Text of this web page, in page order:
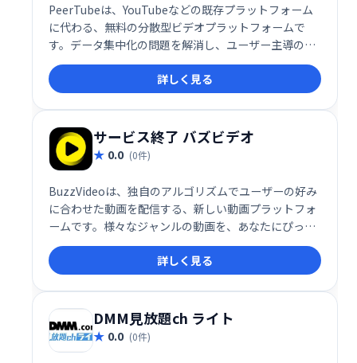
PeerTubeは、YouTubeなどの既存プラットフォーム
に代わる、無料の分散型ビデオプラットフォームで
す。データ集中化の問題を解消し、ユーザー主導のコ
ンテンツ共有を実現します。 オープンソースで開発さ
れており、プライバシーと自由な情報流通を重視する
方におすすめです。
詳しく見る
サービス終了 バズビデオ
0.0 (0件)
BuzzVideoは、独自のアルゴリズムでユーザーの好み
に合わせた動画を配信する、新しい動画プラットフォ
ームです。様々なジャンルの動画を、あなたにぴった
りのコンテンツとして楽しめます。手軽に楽しめる、
新しい動画体験をぜひお試しください。
詳しく見る
DMM見放題ch ライト
0.0 (0件)